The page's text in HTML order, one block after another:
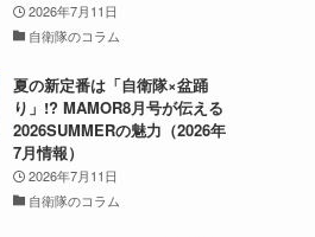
2026年7月11日
自衛隊のコラム
夏の新定番は「自衛隊×盆踊
り」!? MAMOR8月号が伝える
2026SUMMERの魅力（2026年
7月情報）
2026年7月11日
自衛隊のコラム